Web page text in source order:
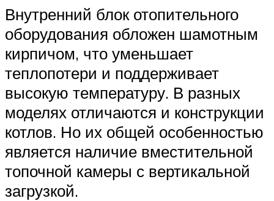
Внутренний блок отопительного
оборудования обложен шамотным
кирпичом, что уменьшает
теплопотери и поддерживает
высокую температуру. В разных
моделях отличаются и конструкции
котлов. Но их общей особенностью
является наличие вместительной
топочной камеры с вертикальной
загрузкой.